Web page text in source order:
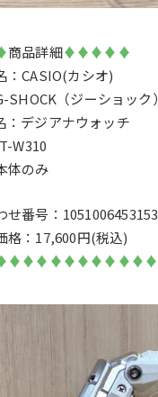
商品詳細♦♦♦♦♦
：CASIO(カシオ)
SHOCK（ジーショック）
：デジアナウォッチ
W310
体のみ
せ番号：1051006453153
格：17,600円(税込)